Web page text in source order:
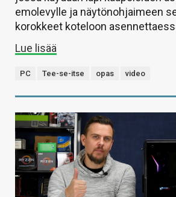
emolevylle ja näytönohjaimeen
korokkeet koteloon
Lue lisää
PC Tee-se-itse opas video